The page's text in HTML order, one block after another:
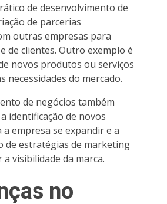
de desenvolvimento de
de parcerias
outras empresas para
de clientes. Outro exemplo é
novos produtos ou serviços
necessidades do mercado.
de negócios também
identificação de novos
a empresa se expandir e a
de estratégias de marketing
visibilidade da marca.
no